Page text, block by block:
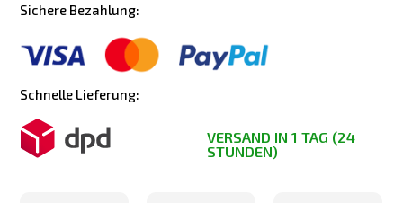
Sichere Bezahlung:
Schnelle Lieferung:
VERSAND IN 1 TAG (24
STUNDEN)